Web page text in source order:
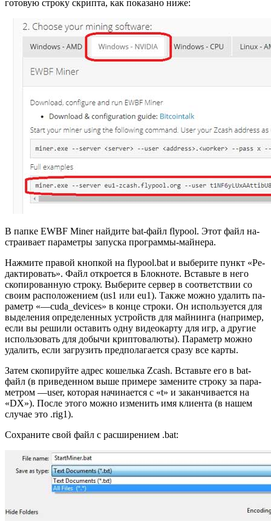
го­то­вую стро­ку скрип­та, как по­ка­за­но ниже:
В папке EWBF Miner най­ди­те bat-файл flypool. Этот файл на­
стра­и­ва­ет па­ра­мет­ры за­пус­ка про­грам­мы-май­не­ра.
На­жми­те пра­вой кноп­кой на flypool.bat и вы­бе­ри­те пункт «Ре­
дак­ти­ро­вать». Файл от­кро­ет­ся в Блок­но­те. Вставь­те в него
ско­пи­ро­ван­ную стро­ку. Вы­бе­ри­те сер­вер в со­от­вет­ствии со
своим рас­по­ло­же­ни­ем (us1 или eu1). Также можно уда­лить па­
ра­метр «—cuda_devices» в конце стро­ки. Он ис­поль­зу­ет­ся для
вы­де­ле­ния опре­де­лен­ных устройств для май­нин­га (на­при­мер,
если вы ре­ши­ли оста­вить одну ви­део­кар­ту для игр, а дру­гие
ис­поль­зо­вать для до­бы­чи крип­то­ва­лю­ты). Па­ра­метр можно
уда­лить, если за­гру­зить пред­по­ла­га­ет­ся сразу все карты.
Затем ско­пи­руй­те адрес ко­шель­ка Zcash. Вставь­те его в bat-
файл (в при­ве­ден­ном выше при­ме­ре за­ме­ни­те стро­ку за па­ра­
мет­ром —user, ко­то­рая на­чи­на­ет­ся с «t» и за­кан­чи­ва­ет­ся на
«DX»). После этого можно из­ме­нить имя кли­ен­та (в нашем
слу­чае это .rig1).
Со­хра­ни­те свой файл с рас­ши­ре­ни­ем .bat: